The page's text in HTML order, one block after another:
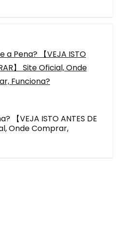
【VEJA ISTO ANTES DE
Onde Comprar,